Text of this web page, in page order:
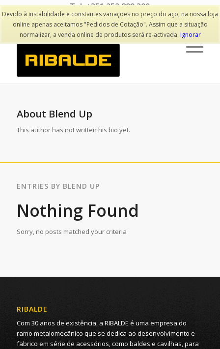
Devido à instabilidade e constantes variações no preço do aço, na nossa loja
online apenas aceitamos "Pedidos de Cotação". Assim que a situação
normalizar, a venda online de produtos será re-activada. Ignorar
Tel: +351 252 809 300
(Chamada para rede fixa nacional)
About Blend Up
This author has not written his bio yet.
ENTRIES BY BLEND UP
Nothing Found
Sorry, no posts matched your criteria
RIBALDE
Com 30 anos de existência, a RIBALDE é uma empresa do
ramo metalomecânico que se dedica ao desenvolvimento e
fabrico em série de acessórios, como baldes e cavilhas, para